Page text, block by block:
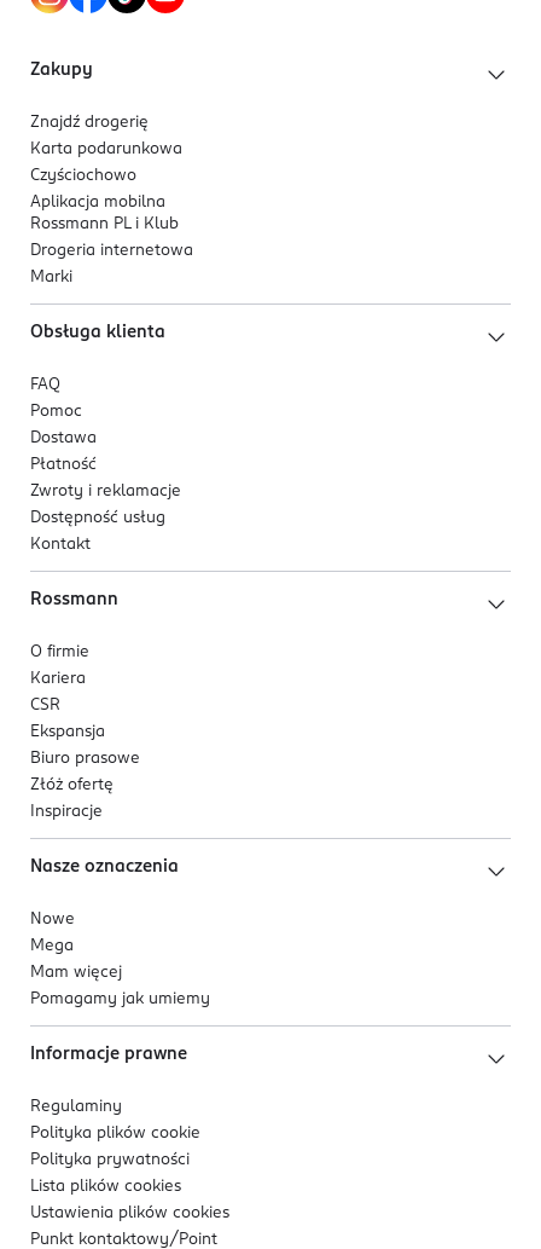
pielęgnacyjnymi,
świetnie sprawdzi się podczas mycia głowy,
wzmacnia działanie wcierki po jej zastosowaniu,
można używać jej na sucho i na mokro,
delikatne, miękkie wypustki zapewniają masaż
bez podrażnień,
miękkie wypustki wykonane z elastycznego
dodatków,
łatwa do utrzymania w czystości.
Kod EAN
Zakupy
Znajdź drogerię
Karta podarunkowa
Czyściochowo
Aplikacja mobilna
Rossmann PL i Klub
Drogeria internetowa
Marki
Obsługa klienta
FAQ
Pomoc
Dostawa
Płatność
Zwroty i reklamacje
Dostępność usług
Kontakt
Rossmann
O firmie
Kariera
CSR
Ekspansja
Biuro prasowe
Złóż ofertę
Inspiracje
Nasze oznaczenia
Nowe
Mega
Mam więcej
Pomagamy jak umiemy
Informacje prawne
Regulaminy
Polityka plików cookie
Polityka prywatności
Lista plików cookies
Ustawienia plików cookies
Punkt kontaktowy/ Point